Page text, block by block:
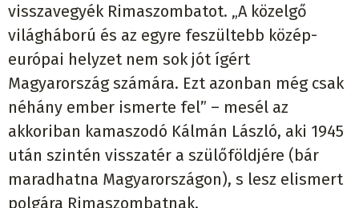
visszavegyék Rimaszombatot. „A közelgő
világháború és az egyre feszültebb közép-
európai helyzet nem sok jót ígért
Magyarország számára. Ezt azonban még csak
néhány ember ismerte fel” – mesél az
akkoriban kamaszodó Kálmán László, aki 1945
után szintén visszatér a szülőföldjére (bár
maradhatna Magyarországon), s lesz elismert
polgára Rimaszombatnak.